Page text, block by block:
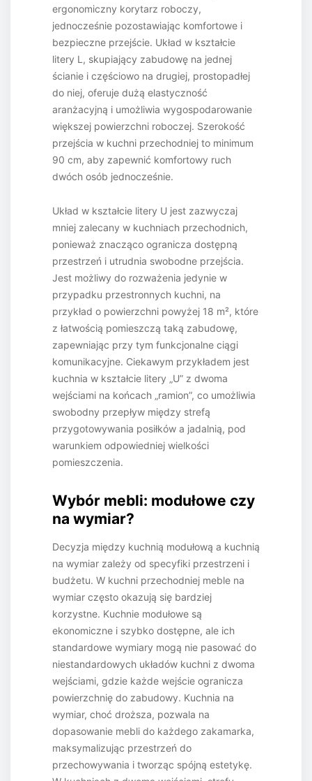
ergonomiczny korytarz roboczy,
jednocześnie pozostawiając komfortowe i
bezpieczne przejście. Układ w kształcie
litery L, skupiający zabudowę na jednej
ścianie i częściowo na drugiej, prostopadłej
do niej, oferuje dużą elastyczność
aranżacyjną i umożliwia wygospodarowanie
większej powierzchni roboczej. Szerokość
przejścia w kuchni przechodniej to minimum
90 cm, aby zapewnić komfortowy ruch
dwóch osób jednocześnie.
Układ w kształcie litery U jest zazwyczaj
mniej zalecany w kuchniach przechodnich,
ponieważ znacząco ogranicza dostępną
przestrzeń i utrudnia swobodne przejścia.
Jest możliwy do rozważenia jedynie w
przypadku przestronnych kuchni, na
przykład o powierzchni powyżej 18 m², które
z łatwością pomieszczą taką zabudowę,
zapewniając przy tym funkcjonalne ciągi
komunikacyjne. Ciekawym przykładem jest
kuchnia w kształcie litery „U” z dwoma
wejściami na końcach „ramion”, co umożliwia
swobodny przepływ między strefą
przygotowywania posiłków a jadalnią, pod
warunkiem odpowiedniej wielkości
pomieszczenia.
Wybór mebli: modułowe czy
na wymiar?
Decyzja między kuchnią modułową a kuchnią
na wymiar zależy od specyfiki przestrzeni i
budżetu. W kuchni przechodniej meble na
wymiar często okazują się bardziej
korzystne. Kuchnie modułowe są
ekonomiczne i szybko dostępne, ale ich
standardowe wymiary mogą nie pasować do
niestandardowych układów kuchni z dwoma
wejściami, gdzie każde wejście ogranicza
powierzchnię do zabudowy. Kuchnia na
wymiar, choć droższa, pozwala na
dopasowanie mebli do każdego zakamarka,
maksymalizując przestrzeń do
przechowywania i tworząc spójną estetykę.